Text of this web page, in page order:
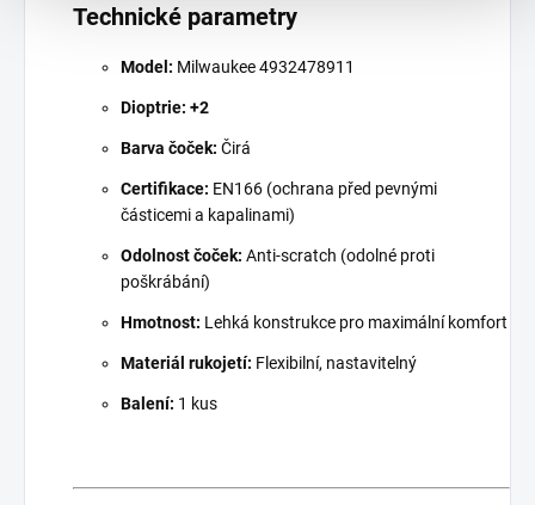
Technické parametry
Model: Milwaukee 4932478911
Dioptrie: +2
Barva čoček: Čirá
Certifikace: EN166 (ochrana před pevnými
částicemi a kapalinami)
Odolnost čoček: Anti-scratch (odolné proti
poškrábání)
Hmotnost: Lehká konstrukce pro maximální komfort
Materiál rukojetí: Flexibilní, nastavitelný
Balení: 1 kus